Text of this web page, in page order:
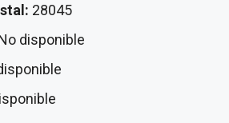
28045
disponible